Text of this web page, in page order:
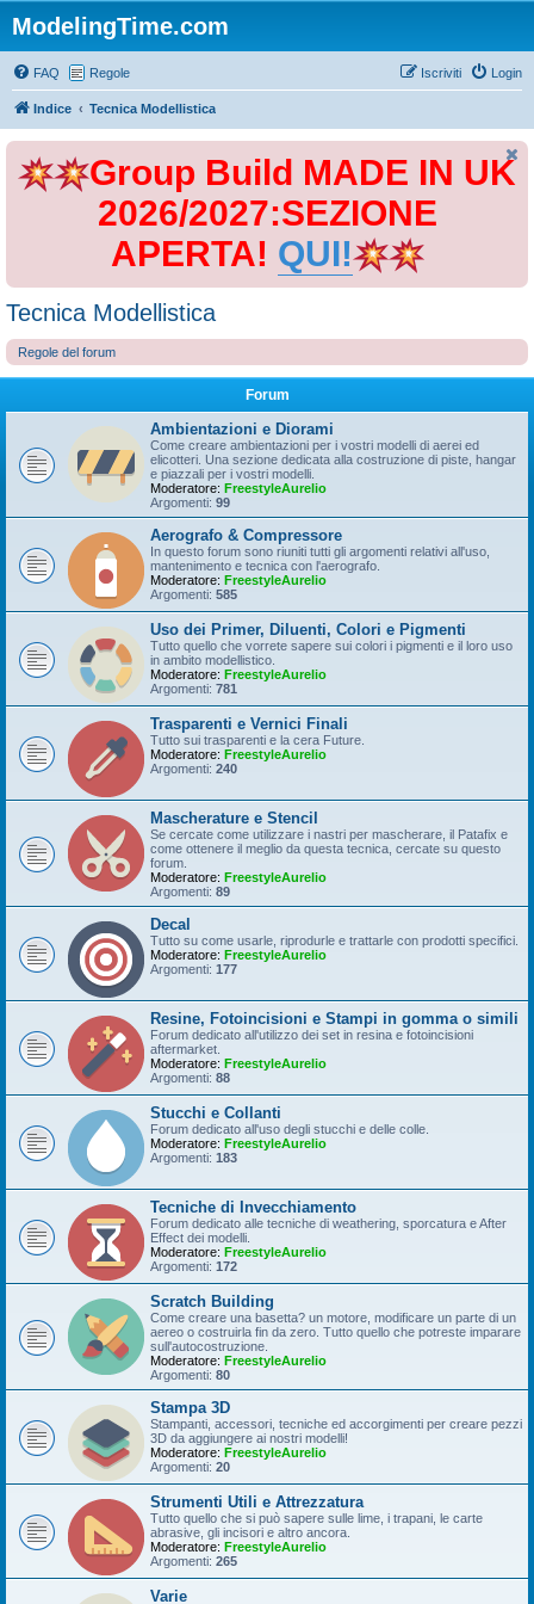
ModelingTime.com
FAQ Regole Login
Iscriviti
Indice Tecnica Modellistica
Group Build MADE IN UK
2026/2027:SEZIONE
APERTA! QUI!
Tecnica Modellistica
Regole del forum
Forum
Ambientazioni e Diorami
Come creare ambientazioni per i vostri modelli di aerei ed
elicotteri. Una sezione dedicata alla costruzione di piste, hangar
e piazzali per i vostri modelli.
Moderatore: FreestyleAurelio
Argomenti: 99
Aerografo & Compressore
In questo forum sono riuniti tutti gli argomenti relativi all'uso,
mantenimento e tecnica con l'aerografo.
Moderatore: FreestyleAurelio
Argomenti: 585
Uso dei Primer, Diluenti, Colori e Pigmenti
Tutto quello che vorrete sapere sui colori i pigmenti e il loro uso
in ambito modellistico.
Moderatore: FreestyleAurelio
Argomenti: 781
Trasparenti e Vernici Finali
Tutto sui trasparenti e la cera Future.
Moderatore: FreestyleAurelio
Argomenti: 240
Mascherature e Stencil
Se cercate come utilizzare i nastri per mascherare, il Patafix e
come ottenere il meglio da questa tecnica, cercate su questo
forum.
Moderatore: FreestyleAurelio
Argomenti: 89
Decal
Tutto su come usarle, riprodurle e trattarle con prodotti specifici.
Moderatore: FreestyleAurelio
Argomenti: 177
Resine, Fotoincisioni e Stampi in gomma o simili
Forum dedicato all'utilizzo dei set in resina e fotoincisioni
aftermarket.
Moderatore: FreestyleAurelio
Argomenti: 88
Stucchi e Collanti
Forum dedicato all'uso degli stucchi e delle colle.
Moderatore: FreestyleAurelio
Argomenti: 183
Tecniche di Invecchiamento
Forum dedicato alle tecniche di weathering, sporcatura e After
Effect dei modelli.
Moderatore: FreestyleAurelio
Argomenti: 172
Scratch Building
Come creare una basetta? un motore, modificare un parte di un
aereo o costruirla fin da zero. Tutto quello che potreste imparare
sull'autocostruzione.
Moderatore: FreestyleAurelio
Argomenti: 80
Stampa 3D
Stampanti, accessori, tecniche ed accorgimenti per creare pezzi
3D da aggiungere ai nostri modelli!
Moderatore: FreestyleAurelio
Argomenti: 20
Strumenti Utili e Attrezzatura
Tutto quello che si può sapere sulle lime, i trapani, le carte
abrasive, gli incisori e altro ancora.
Moderatore: FreestyleAurelio
Argomenti: 265
Varie